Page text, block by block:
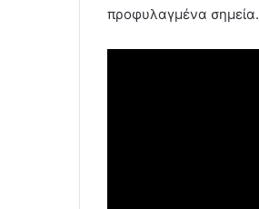
προφυλαγμένα σημεία.